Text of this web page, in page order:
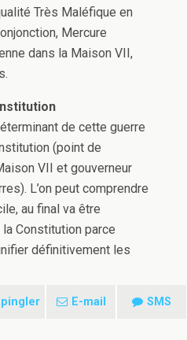
Très Maléfique en
Mercure
dans la Maison VII,
de cette guerre
(point de
VII et gouverneur
L’on peut comprendre
au final va être
Constitution parce
définitivement les
E-mail SMS